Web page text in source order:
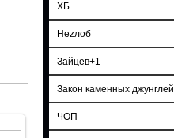
ХБ
Неzлоб
Зайцев+1
Закон каменных джунглей
ЧОП